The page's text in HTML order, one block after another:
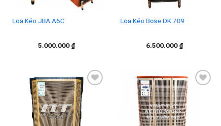
Loa Kéo JBA A6C
5.000.000 ₫
Loa Kéo Bose DK 709
6.500.000 ₫
wishlist